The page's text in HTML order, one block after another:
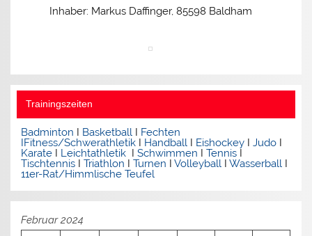
Inhaber: Markus Daffinger, 85598 Baldham
Trainingszeiten
Badminton Basketball
Fechten
Fitness/Schwerathletik Handball Eishockey IJudo
Karate
Leichtathletik ISchwimmen ITennis
Tischtennis
ITriathlon ITurnen IVolleyball IWasserball
11er-Rat/Himmlische Teufel
Februar 2024